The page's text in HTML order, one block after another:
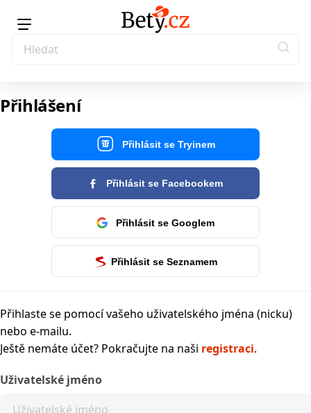
Přihlášení
Přihlásit se Tryinem
Přihlásit se Facebookem
Přihlásit se Googlem
Přihlásit se Seznamem
Přihlaste se pomocí vašeho uživatelského jména (nicku)
nebo e-mailu.
Ještě nemáte účet? Pokračujte na naši registraci.
Uživatelské jméno